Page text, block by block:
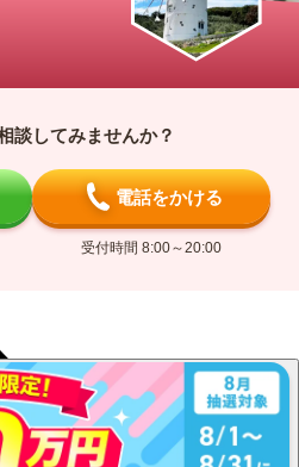
談してみませんか？
電話をかける
受付時間 8:00～20:00